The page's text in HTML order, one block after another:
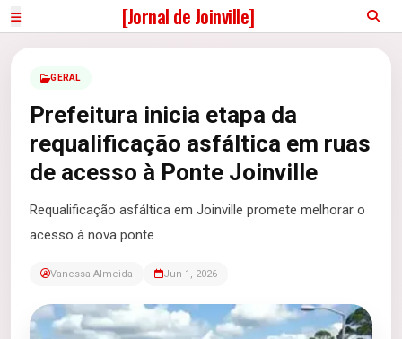
[Jornal de Joinville]
GERAL
Prefeitura inicia etapa da
requalificação asfáltica em ruas
de acesso à Ponte Joinville
Requalificação asfáltica em Joinville promete melhorar o
acesso à nova ponte.
Vanessa Almeida Jun 1, 2026